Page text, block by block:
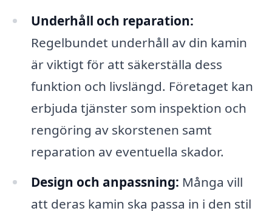
Underhåll och reparation:
Regelbundet underhåll av din kamin
är viktigt för att säkerställa dess
funktion och livslängd. Företaget kan
erbjuda tjänster som inspektion och
rengöring av skorstenen samt
reparation av eventuella skador.
Design och anpassning: Många vill
att deras kamin ska passa in i den stil